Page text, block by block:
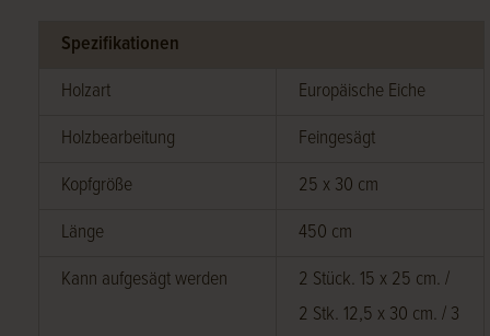
Spezifikationen
Holzart
Europäische Eiche
Holzbearbeitung
Feingesägt
Kopfgröße
25 x 30 cm
Länge
450 cm
Kann aufgesägt werden
2 Stück. 15 x 25 cm. /
2 Stk. 12,5 x 30 cm. / 3